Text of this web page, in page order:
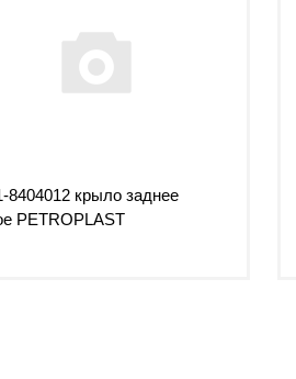
8404012 крыло заднее
PETROPLAST